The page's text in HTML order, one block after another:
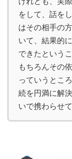
をして、話を
はその相手の
いて、結果的
できたという
もちろんその
っていうとこ
続を円満に解
いで携わらせ